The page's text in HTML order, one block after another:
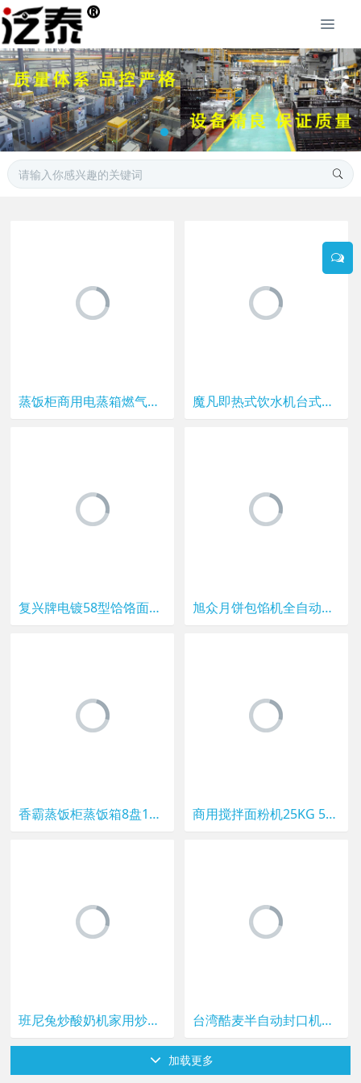
蒸饭柜商用电蒸箱燃气蒸饭车米饭机馒头蒸箱蒸包炉蒸菜全自动蒸柜 魔凡即热式饮水机台式小型速热迷你茶吧机家用冲奶机桌面开水机
复兴牌电镀58型饸饹面条机饸饹机家用压面机河洛床子挤面机河漏机 旭众月饼包馅机全自动商用大型食品机械小型五仁莲蓉月饼生产线
香霸蒸饭柜蒸饭箱8盘12盘蒸包炉全自动蒸饭车机箱燃气电蒸箱商用 商用搅拌面粉机25KG 50公斤和面机立式打粉拌料机不锈钢面条机用
班尼兔炒酸奶机家用炒冰机器炒冰淇淋机儿童炒冰盘小型迷你蓝色 台湾酷麦半自动封口机商用奶茶店豆浆饮料手压封杯机纸杯塑料高杯
加载更多